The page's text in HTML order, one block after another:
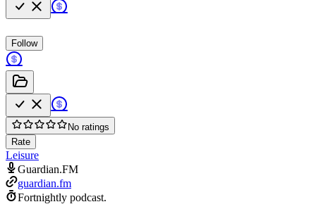
Follow
No ratings
Rate
Leisure
Guardian.FM
guardian.fm
Fortnightly podcast.